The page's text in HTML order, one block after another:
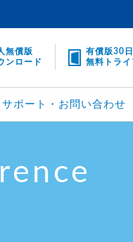
無償版
ンロード
有償版30
無料トライ
サポート・お問い合わせ